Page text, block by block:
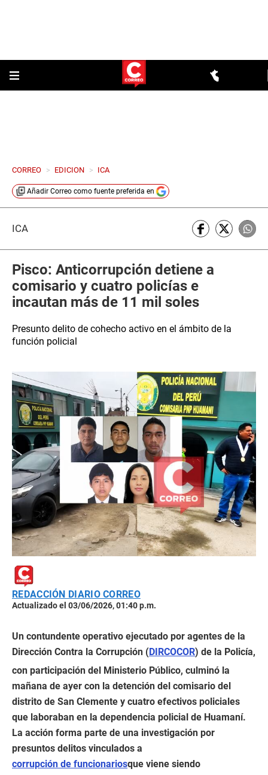
CORREO > EDICION > ICA
Añadir Correo como fuente preferida en
ICA
Pisco: Anticorrupción detiene a
comisario y cuatro policías e
incautan más de 11 mil soles
Presunto delito de cohecho activo en el ámbito de la
función policial
REDACCIÓN DIARIO CORREO
Actualizado el 03/06/2026, 01:40 p.m.
Un contundente operativo ejecutado por agentes de la
Dirección Contra la Corrupción (DIRCOCOR) de la Policía,
con participación del Ministerio Público, culminó la
mañana de ayer con la detención del comisario del
distrito de San Clemente y cuatro efectivos policiales
que laboraban en la dependencia policial de Huamaní.
La acción forma parte de una investigación por
presuntos delitos vinculados a
corrupción de funcionariosque viene siendo